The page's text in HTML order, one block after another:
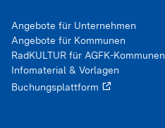
Angebote für Unternehmen
Angebote für Kommunen
RadKULTUR für AGFK-Kommunen
Infomaterial & Vorlagen
Buchungsplattform